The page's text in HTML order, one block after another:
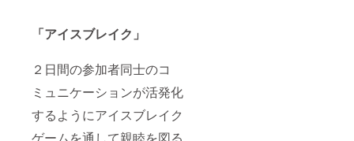
「アイスブレイク」
２日間の参加者同士のコ
ミュニケーションが活発化
するようにアイスブレイク